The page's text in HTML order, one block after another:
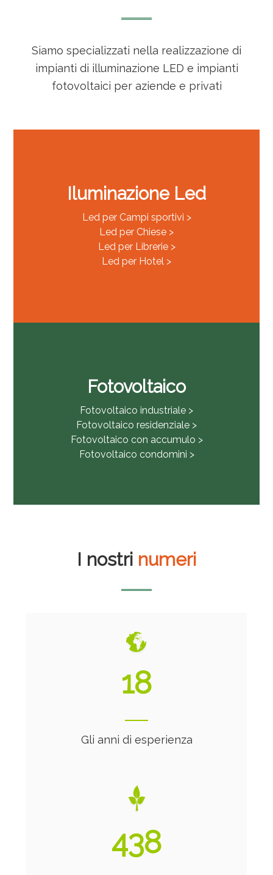
Siamo specializzati nella realizzazione di
impianti di illuminazione LED e impianti
fotovoltaici per aziende e privati
Iluminazione Led
Led per Campi sportivi >
Led per Chiese >
Led per Librerie >
Led per Hotel >
Fotovoltaico
Fotovoltaico industriale >
Fotovoltaico residenziale >
Fotovoltaico con accumulo >
Fotovoltaico condomini >
I nostri numeri
20
Gli anni di esperienza
474